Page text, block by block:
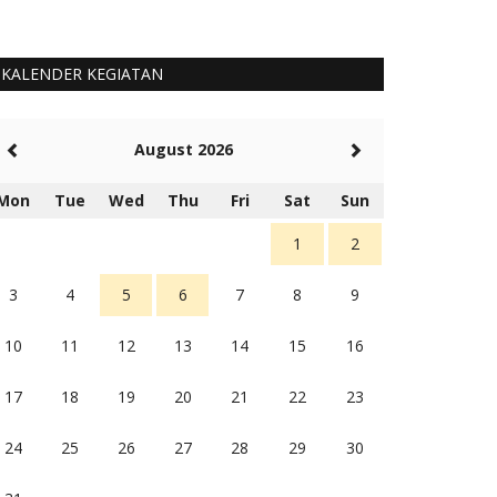
KALENDER KEGIATAN
August 2026
Tue Wed Thu Fri Sat Sun
1 2
3 4 5 6 7 8 9
10 11 12 13 14 15 16
17 18 19 20 21 22 23
24 25 26 27 28 29 30